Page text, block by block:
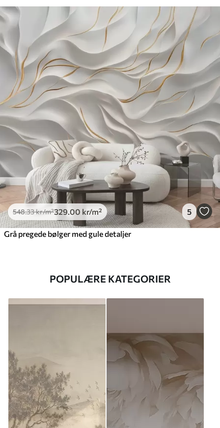
548.33kr/m²329 .00 kr/m² 5
Grå pregede bølger med gule detaljer
POPULÆRE KATEGORIER